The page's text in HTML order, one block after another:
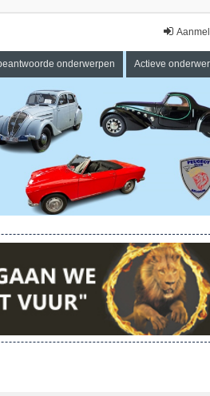
onderwerpen Actieve